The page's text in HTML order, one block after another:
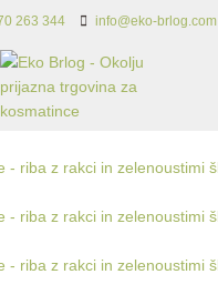
263 344 info@eko-brlog.com